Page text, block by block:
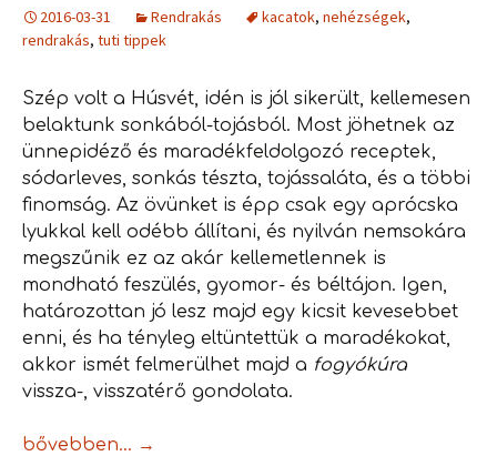
2016-03-31 Rendrakás kacatok, nehézségek,
rendrakás, tuti tippek
Szép volt a Húsvét, idén is jól sikerült, kellemesen
belaktunk sonkából-tojásból. Most jöhetnek az
ünnepidéző és maradékfeldolgozó receptek,
sódarleves, sonkás tészta, tojássaláta, és a többi
finomság. Az övünket is épp csak egy aprócska
lyukkal kell odébb állítani, és nyilván nemsokára
megszűnik ez az akár kellemetlennek is
mondható feszülés, gyomor- és béltájon. Igen,
határozottan jó lesz majd egy kicsit kevesebbet
enni, és ha tényleg eltüntettük a maradékokat,
akkor ismét felmerülhet majd a fogyókúra
vissza-, visszatérő gondolata.
Fogyókúrán a lakás… 2.
bővebben… →